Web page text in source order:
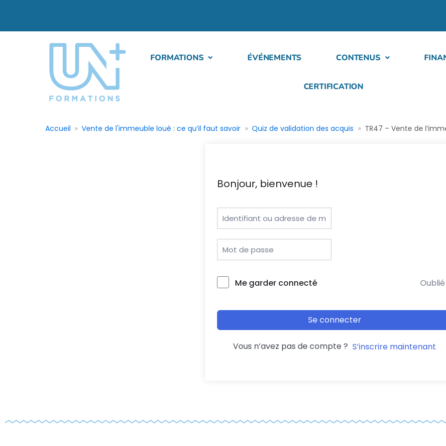
FORMATIONS ÉVÉNEMENTS CONTENUS
CERTIFICATION
Accueil Vente de l'immeuble loué : ce qu’il faut savoir Quiz de validation des acquis TR47 – Vente de
Bonjour, bienvenue !
Me garder connecté
Se connecter
Vous n’avez pas de compte ? S’inscrire maintenant